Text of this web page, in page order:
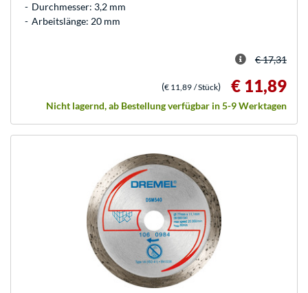
Durchmesser: 3,2 mm
Arbeitslänge: 20 mm
€ 17,31
(€ 11,89 / Stück) € 11,89
Nicht lagernd, ab Bestellung verfügbar in 5-9 Werktagen